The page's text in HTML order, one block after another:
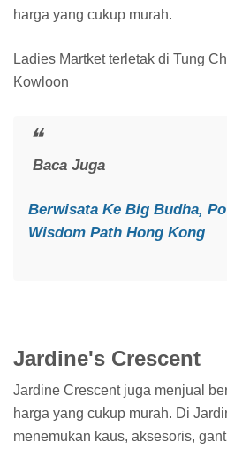
harga yang cukup murah.
Ladies Martket terletak di Tung
Kowloon
Baca Juga
Berwisata Ke Big Budha,
Wisdom Path Hong Kong
Jardine's Crescent
Jardine Crescent juga menjual
harga yang cukup murah. Di
menemukan kaus, aksesoris,